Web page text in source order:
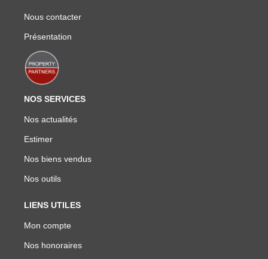
Nous contacter
Présentation
NOS SERVICES
Nos actualités
Estimer
Nos biens vendus
Nos outils
LIENS UTILES
Mon compte
Nos honoraires